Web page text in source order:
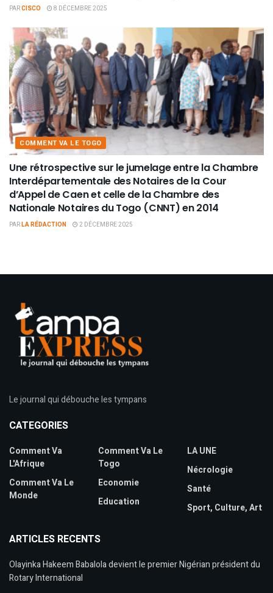
PARCISCO 8 DÉCEMBRE 2025
COMMENT VA LE TOGO
Une rétrospective sur le jumelage entre la Chambre
Interdépartementale des Notaires de la Cour
d’Appel de Caen et celle de la Chambre des
Nationale Notaires du Togo (CNNT) en 2014
PARLA RÉDACTION 2 DÉCEMBRE 2025
Le journal qui débouche les tympans
CATEGORIES
Comment Va
L'Afrique
Comment Va Le
Monde
Comment Va Le
Togo
Economie
Education
LA UNE
Nécrologie
Santé
Sport, Culture, Art
ARTICLES RECENTS
Olayinka Hakeem Babalola devient le premier Nigérian président du
Rotary International